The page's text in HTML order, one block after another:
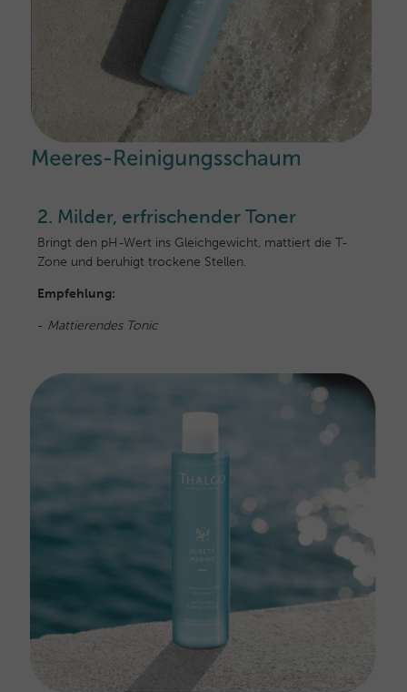
2. Milder, erfrischender Toner
Bringt den pH-Wert ins Gleichgewicht, mattiert die T-
Zone und beruhigt trockene Stellen.
Empfehlung:
- Mattierendes Tonic